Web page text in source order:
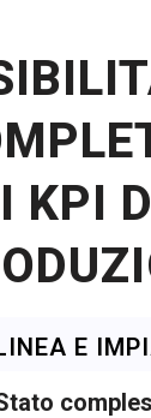
KPI
E